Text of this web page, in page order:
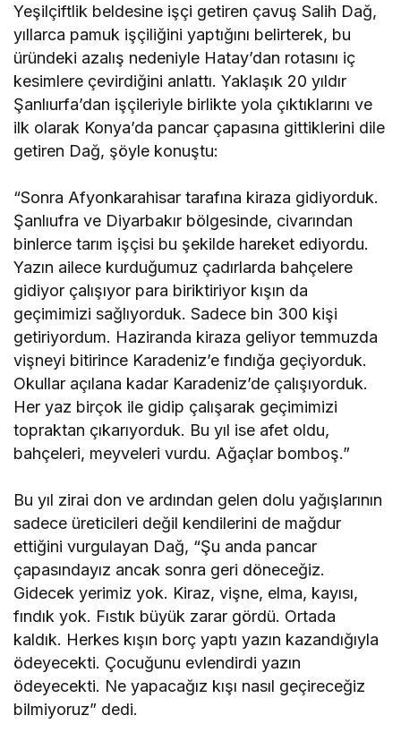
Yeşilçiftlik beldesine işçi getiren çavuş Salih Dağ,
yıllarca pamuk işçiliğini yaptığını belirterek, bu
üründeki azalış nedeniyle Hatay’dan rotasını iç
kesimlere çevirdiğini anlattı. Yaklaşık 20 yıldır
Şanlıurfa’dan işçileriyle birlikte yola çıktıklarını ve
ilk olarak Konya’da pancar çapasına gittiklerini dile
getiren Dağ, şöyle konuştu:
“Sonra Afyonkarahisar tarafına kiraza gidiyorduk.
Şanlıufra ve Diyarbakır bölgesinde, civarından
binlerce tarım işçisi bu şekilde hareket ediyordu.
Yazın ailece kurduğumuz çadırlarda bahçelere
gidiyor çalışıyor para biriktiriyor kışın da
geçimimizi sağlıyorduk. Sadece bin 300 kişi
getiriyordum. Haziranda kiraza geliyor temmuzda
vişneyi bitirince Karadeniz’e fındığa geçiyorduk.
Okullar açılana kadar Karadeniz’de çalışıyorduk.
Her yaz birçok ile gidip çalışarak geçimimizi
topraktan çıkarıyorduk. Bu yıl ise afet oldu,
bahçeleri, meyveleri vurdu. Ağaçlar bomboş.”
Bu yıl zirai don ve ardından gelen dolu yağışlarının
sadece üreticileri değil kendilerini de mağdur
ettiğini vurgulayan Dağ, “Şu anda pancar
çapasındayız ancak sonra geri döneceğiz.
Gidecek yerimiz yok. Kiraz, vişne, elma, kayısı,
fındık yok. Fıstık büyük zarar gördü. Ortada
kaldık. Herkes kışın borç yaptı yazın kazandığıyla
ödeyecekti. Çocuğunu evlendirdi yazın
ödeyecekti. Ne yapacağız kışı nasıl geçireceğiz
bilmiyoruz” dedi.